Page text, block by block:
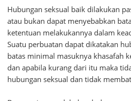
Hubungan seksual baik dilakukan
atau bukan dapat menyebabkan
ketentuan melakukannya dalam
Suatu perbuatan dapat dikatakan
batas minimal masuknya khasafah
dan apabila kurang dari itu maka
hubungan seksual dan tidak